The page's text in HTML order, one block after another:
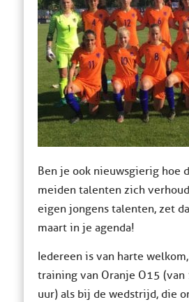
Ben je ook nieuwsgierig hoe
meiden talenten zich
eigen jongens talenten, zet
maart in je agenda!
Iedereen is van harte
training van Oranje O15
uur) als bij de wedstrijd, die